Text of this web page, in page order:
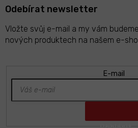
Odebírat newsletter
Vložte svůj e-mail a my vám
nových produktech na našem e-
E-mail